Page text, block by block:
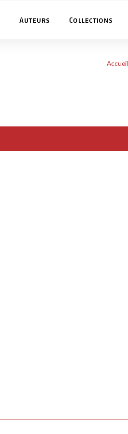
Auteurs Collections
Accueil